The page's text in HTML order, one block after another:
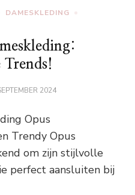
DAMESKLEDING
2024
Opus
Trendy Opus
om zijn stijlvolle
perfect aansluiten bij